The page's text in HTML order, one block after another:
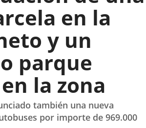
en la
y un
parque
la zona
también una nueva
por importe de 969.000